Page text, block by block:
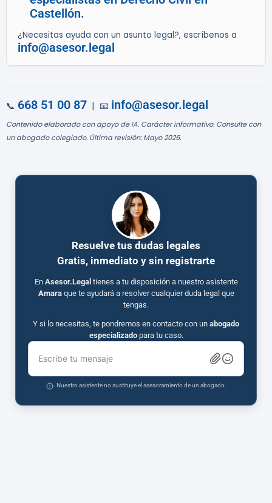
Castellón.
¿Necesitas ayuda con un asunto legal?, escríbenos a
info@asesor.legal
📞 668 51 00 87 | 📧 info@asesor.legal
Contenido elaborado con apoyo de IA. Carácter informativo. Consulte con
un abogado colegiado. Última revisión: Mayo 2026.
Resuelve tus dudas legales
Gratis, inmediato y sin registrarte
En Asesor.Legal tienes a tu disposición a nuestro asistente
Amaraque te ayudará a resolver cualquier duda legal que
tengas.
Y si lo necesitas, te pondremos en contacto con un abogado
especializadopara tu caso.
Escribe tu mensaje
Nuestro asistente no sustituye el asesoramiento de un abogado.